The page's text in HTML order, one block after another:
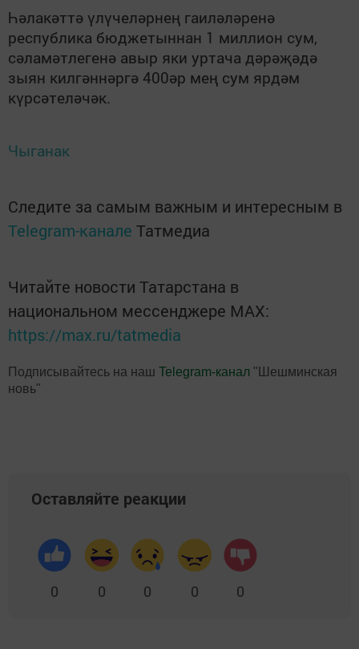
Һәлакәттә үлүчеләрнең гаиләләренә
республика бюджетыннан 1 миллион сум,
сәламәтлегенә авыр яки уртача дәрәҗәдә
зыян килгәннәргә 400әр мең сум ярдәм
күрсәтеләчәк.
Чыганак
Следите за самым важным и интересным в
Telegram-канале Татмедиа
Читайте новости Татарстана в
национальном мессенджере MАХ:
https://max.ru/tatmedia
Подписывайтесь на наш Telegram-канал "Шешминская
новь"
Оставляйте реакции
0 0 0 0 0